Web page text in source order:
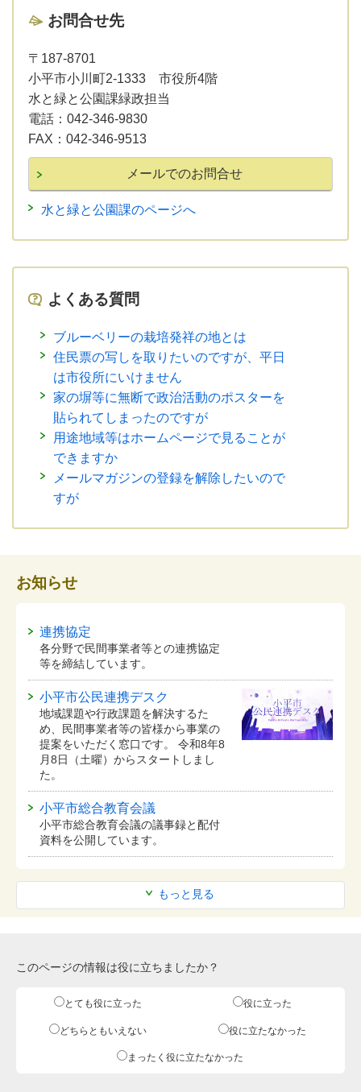
お問合せ先
〒187-8701
小平市小川町2-1333 市役所4階
水と緑と公園課緑政担当
電話： 042-346-9830
FAX： 042-346-9513
水と緑と公園課のページへ
よくある質問
ブルーベリーの栽培発祥の地とは
住民票の写しを取りたいのですが、平日
は市役所にいけません
家の塀等に無断で政治活動のポスターを
貼られてしまったのですが
用途地域等はホームページで見ることが
できますか
メールマガジンの登録を解除したいので
すが
お知らせ
もっと見る
連携協定
各分野で民間事業者等との連携協定
等を締結しています。
小平市公民連携デスク
地域課題や行政課題を解決するた
め、民間事業者等の皆様から事業の
提案をいただく窓口です。 令和8年8
月8日（土曜）からスタートしまし
た。
小平市総合教育会議
小平市総合教育会議の議事録と配付
資料を公開しています。
このページの情報は役に立ちましたか？
とても役に立った 役に立った
どちらともいえない 役に立たなかった
まったく役に立たなかった